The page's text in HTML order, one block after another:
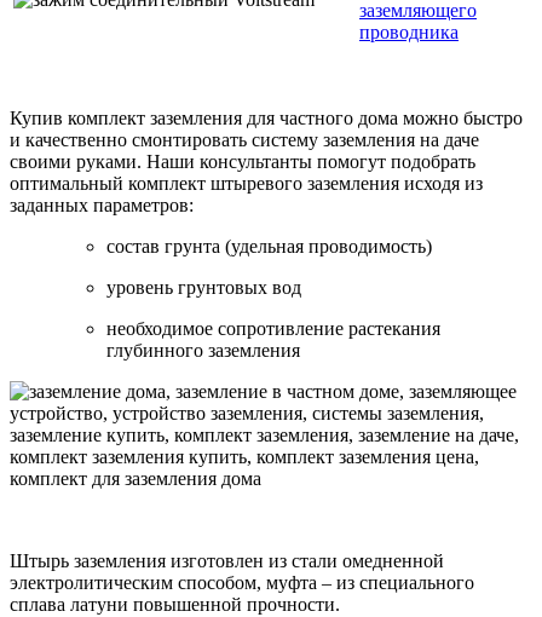
заземляющего
проводника
Купив комплект заземления для частного дома можно быстро
и качественно смонтировать систему заземления на даче
своими руками. Наши консультанты помогут подобрать
оптимальный комплект штыревого заземления исходя из
заданных параметров:
состав грунта (удельная проводимость)
уровень грунтовых вод
необходимое сопротивление растекания
глубинного заземления
Штырь заземления изготовлен из стали омедненной
электролитическим способом, муфта – из специального
сплава латуни повышенной прочности.